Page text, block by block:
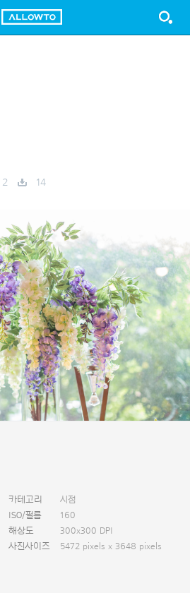
2 14
카테고리
시점
ISO/필름
160
해상도
300x300 DPI
사진사이즈 5472 pixels x 3648 pixels